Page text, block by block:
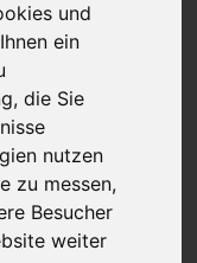
und
ein
die Sie
nutzen
zu messen,
Besucher
weiter
Geben Sie
Zugriff auf
oder
Sie einfach
Zugriff auf